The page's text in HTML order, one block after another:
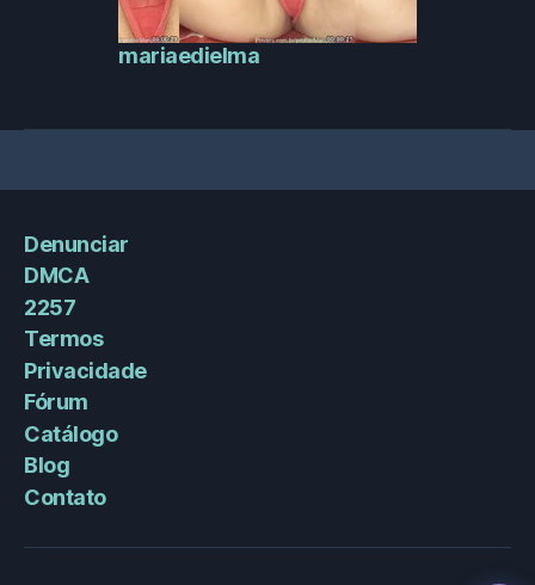
mariaedielma
Denunciar
DMCA
2257
Termos
Privacidade
Fórum
Catálogo
Blog
Contato